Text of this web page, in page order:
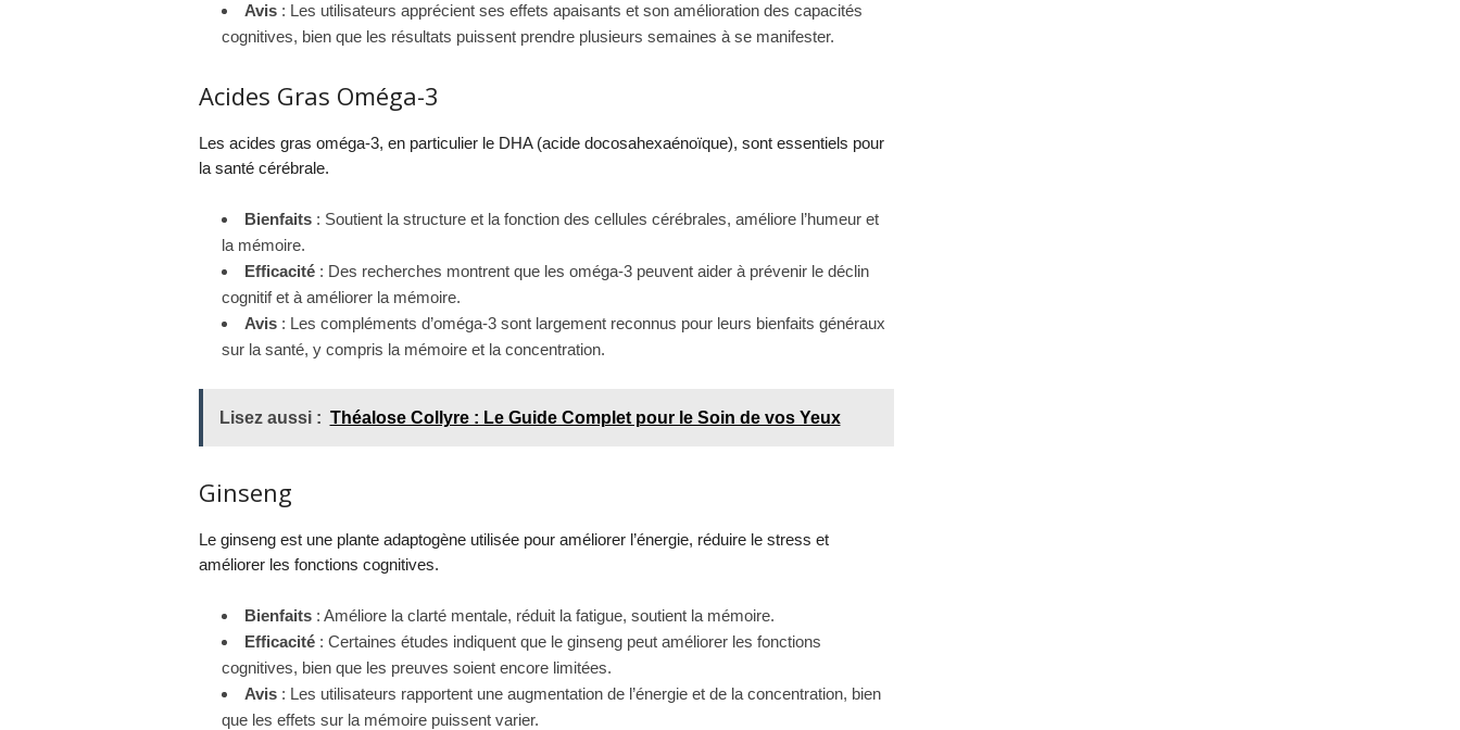
Avis: Les utilisateurs apprécient ses effets apaisants et son amélioration des capacités
cognitives, bien que les résultats puissent prendre plusieurs semaines à se manifester.
Acides Gras Oméga-3
Les acides gras oméga-3, en particulier le DHA (acide docosahexaénoïque), sont essentiels pour
la santé cérébrale.
Bienfaits: Soutient la structure et la fonction des cellules cérébrales, améliore l’humeur et
la mémoire.
Efficacité: Des recherches montrent que les oméga-3 peuvent aider à prévenir le déclin
cognitif et à améliorer la mémoire.
Avis: Les compléments d’oméga-3 sont largement reconnus pour leurs bienfaits généraux
sur la santé, y compris la mémoire et la concentration.
Lisez aussi : Théalose Collyre : Le Guide Complet pour le Soin de vos Yeux
Ginseng
Le ginseng est une plante adaptogène utilisée pour améliorer l’énergie, réduire le stress et
améliorer les fonctions cognitives.
Bienfaits: Améliore la clarté mentale, réduit la fatigue, soutient la mémoire.
Efficacité: Certaines études indiquent que le ginseng peut améliorer les fonctions
cognitives, bien que les preuves soient encore limitées.
Avis: Les utilisateurs rapportent une augmentation de l’énergie et de la concentration, bien
que les effets sur la mémoire puissent varier.